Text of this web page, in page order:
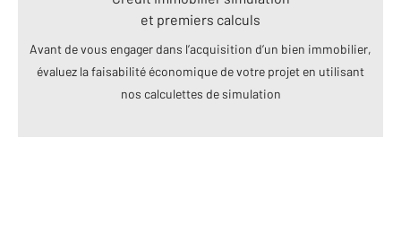
et premiers calculs
Avant de vous engager dans l’acquisition d’un bien immobilier,
évaluez la faisabilité économique de votre projet en utilisant
nos calculettes de simulation